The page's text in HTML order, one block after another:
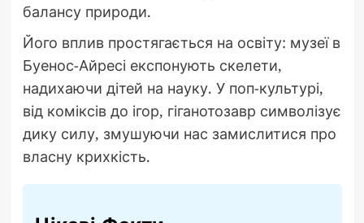
балансу природи.
Його вплив простягається на освіту: музеї в
Буенос-Айресі експонують скелети,
надихаючи дітей на науку. У поп-культурі,
від коміксів до ігор, гіганотозавр символізує
дику силу, змушуючи нас замислитися про
власну крихкість.